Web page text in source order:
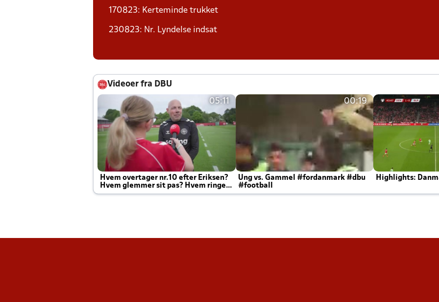
170823: Kerteminde trukket
230823: Nr. Lyndelse indsat
Videoer fra DBU
05:11
Hvem overtager nr.10 efter Eriksen?
Hvem glemmer sit pas? Hvem ringer
Joachim altid til efter kampe?
00:19
Ung vs. Gammel #fordanmark #dbu
#football
Highlights: